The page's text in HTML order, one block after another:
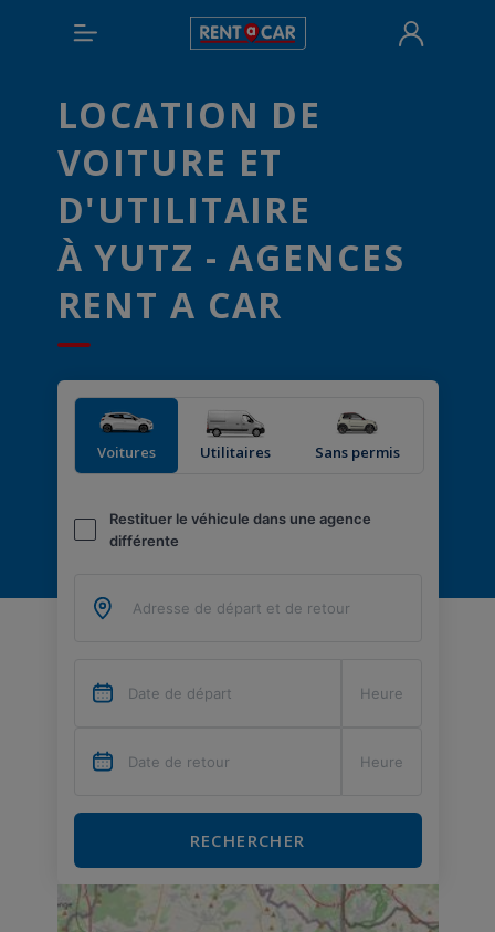
LOCATION DE
VOITURE ET
D'UTILITAIRE
À YUTZ - AGENCES
RENT A CAR
Voitures Utilitaires Sans permis
Restituer le véhicule dans une agence
différente
RECHERCHER